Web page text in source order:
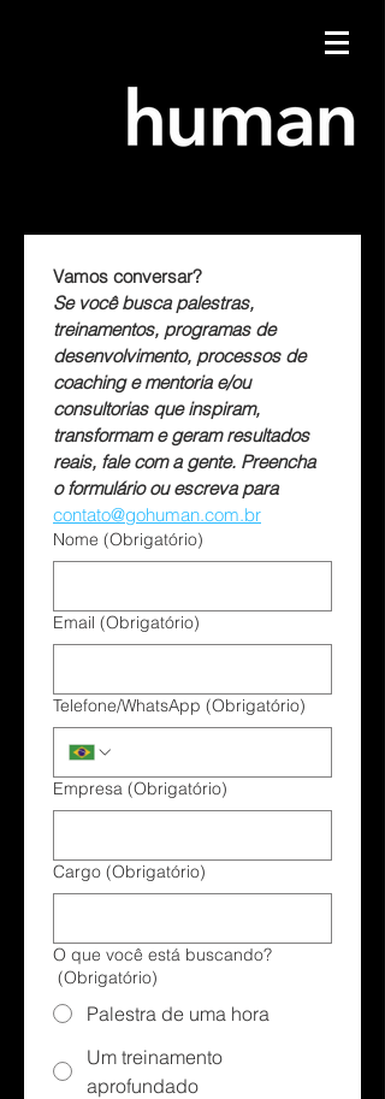
Vamos conversar?
Se você busca palestras,
treinamentos, programas de
desenvolvimento, processos de
coaching e mentoria e/ou
consultorias que inspiram,
transformam e geram resultados
reais, fale com a gente. Preencha
o formulário ou escreva para
contato@gohuman.com.br
Nome (Obrigatório)
Email (Obrigatório)
Telefone/WhatsApp (Obrigatório)
Empresa (Obrigatório)
Cargo (Obrigatório)
O que você está buscando?
(Obrigatório)
Palestra de uma hora
Um treinamento
aprofundado